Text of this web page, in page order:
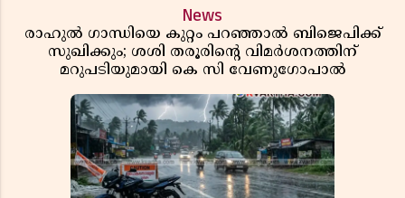
News
രാഹുൽ ഗാന്ധിയെ കുറ്റം പറഞ്ഞാൽ ബിജെപിക്ക്
സുഖിക്കും; ശശി തരൂരിന്റെ വിമർശനത്തിന്
മറുപടിയുമായി കെ സി വേണുഗോപാൽ